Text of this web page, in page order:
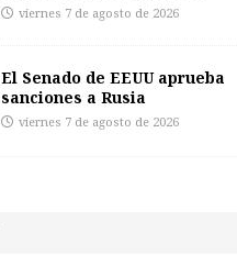
viernes 7 de agosto de 2026
El Senado de EEUU aprueba
sanciones a Rusia
viernes 7 de agosto de 2026